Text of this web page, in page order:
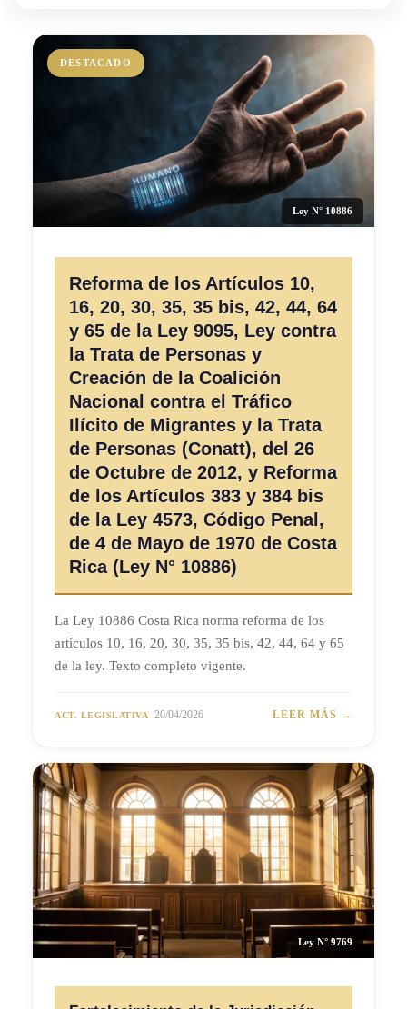
DESTACADO
Ley N° 10886
Reforma de los Artículos 10,
16, 20, 30, 35, 35 bis, 42, 44, 64
y 65 de la Ley 9095, Ley contra
la Trata de Personas y
Creación de la Coalición
Nacional contra el Tráfico
Ilícito de Migrantes y la Trata
de Personas (Conatt), del 26
de Octubre de 2012, y Reforma
de los Artículos 383 y 384 bis
de la Ley 4573, Código Penal,
de 4 de Mayo de 1970 de Costa
Rica (Ley N° 10886)
La Ley 10886 Costa Rica norma reforma de los
artículos 10, 16, 20, 30, 35, 35 bis, 42, 44, 64 y 65
de la ley. Texto completo vigente.
ACT. LEGISLATIVA 20/04/2026 LEER MÁS →
Ley N° 9769